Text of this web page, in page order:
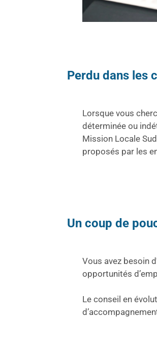
Perdu dans les
Lorsque vous
déterminée ou
Mission Locale
proposés par les
Un coup de
Vous avez besoin
opportunités
Le conseil en